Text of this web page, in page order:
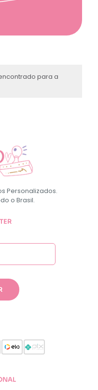
para a
Personalizados.
o Brasil.